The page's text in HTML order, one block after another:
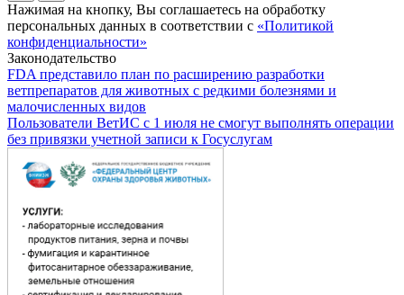
Нажимая на кнопку, Вы соглашаетесь на обработку
персональных данных в соответствии с «Политикой
конфиденциальности»
Законодательство
FDA представило план по расширению разработки
ветпрепаратов для животных с редкими болезнями и
малочисленных видов
Пользователи ВетИС с 1 июля не смогут выполнять операции
без привязки учетной записи к Госуслугам